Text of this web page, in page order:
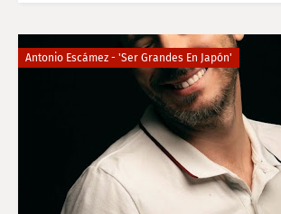
Antonio Escámez - 'Ser Grandes En Japón'